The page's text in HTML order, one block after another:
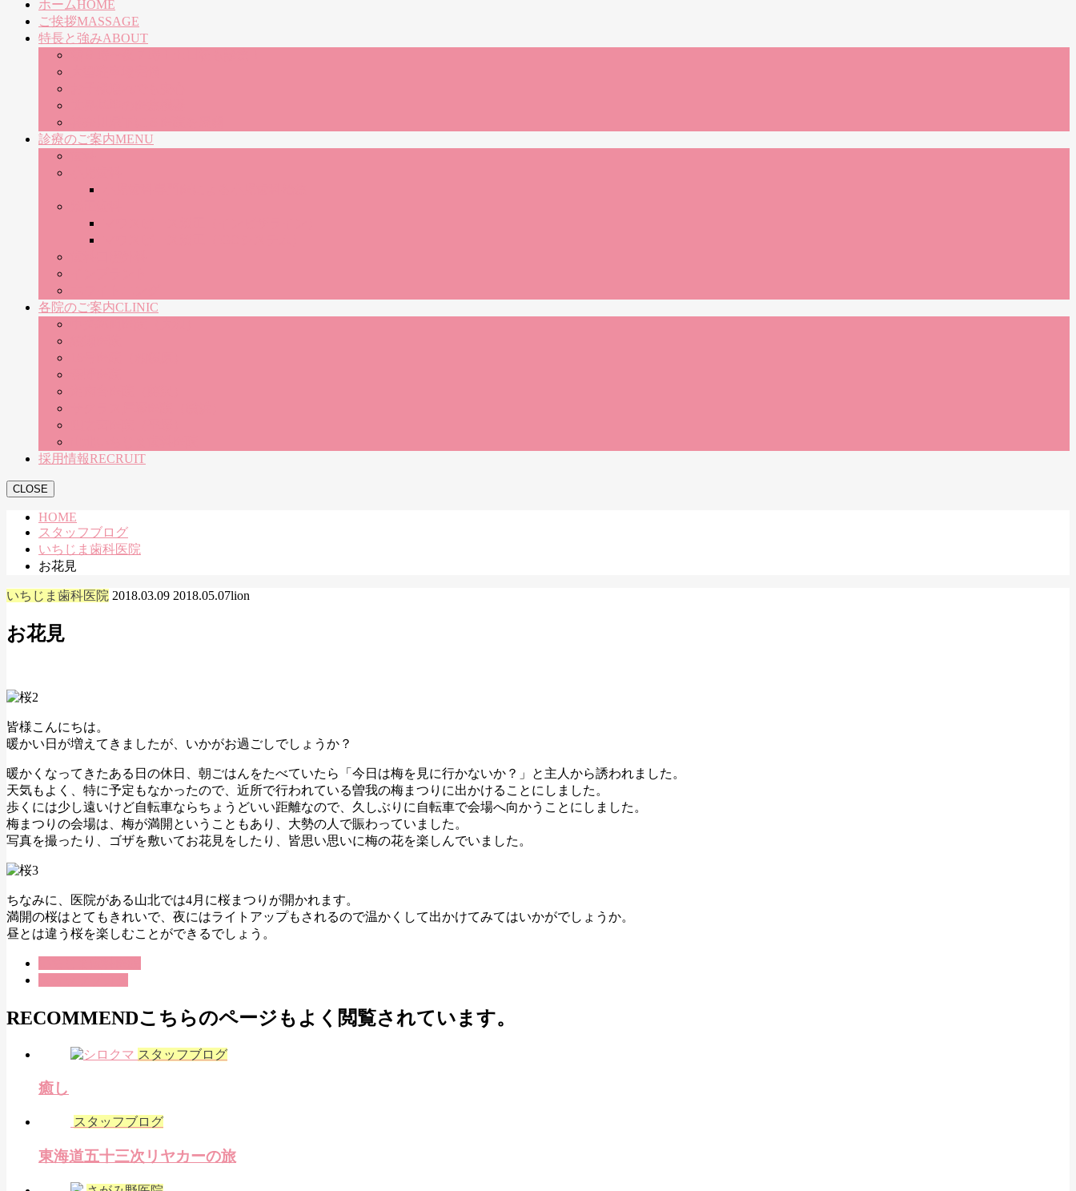
ホームHOME
ご挨拶MASSAGE
特長と強みABOUT
診療のご案内MENU
各院のご案内CLINIC
採用情報RECRUIT
CLOSE
HOME
スタッフブログ
いちじま歯科医院
お花見
いちじま歯科医院 2018.03.09 2018.05.07lion
お花見
皆様こんにちは。
暖かい日が増えてきましたが、いかがお過ごしでしょうか？
暖かくなってきたある日の休日、朝ごはんをたべていたら「今日は梅を見に行かないか？」と主人から誘われました。
天気もよく、特に予定もなかったので、近所で行われている曽我の梅まつりに出かけることにしました。
歩くには少し遠いけど自転車ならちょうどいい距離なので、久しぶりに自転車で会場へ向かうことにしました。
梅まつりの会場は、梅が満開ということもあり、大勢の人で賑わっていました。
写真を撮ったり、ゴザを敷いてお花見をしたり、皆思い思いに梅の花を楽しんでいました。
ちなみに、医院がある山北では4月に桜まつりが開かれます。
満開の桜はとてもきれいで、夜にはライトアップもされるので温かくして出かけてみてはいかがでしょうか。
昼とは違う桜を楽しむことができるでしょう。
RECOMMENDこちらのページもよく閲覧されています。
スタッフブログ
癒し
スタッフブログ
東海道五十三次リヤカーの旅